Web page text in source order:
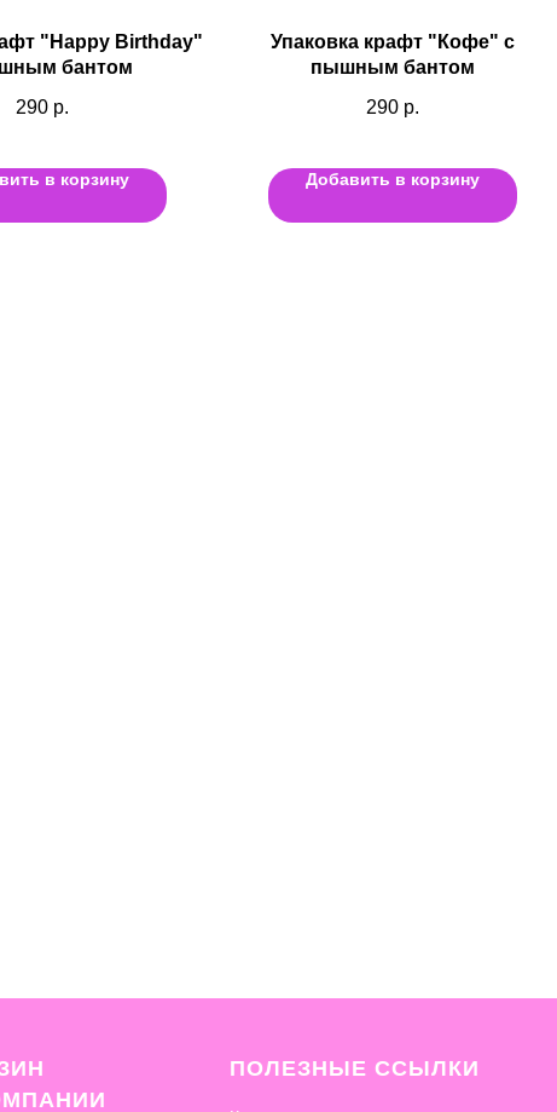
"Happy Birthday"
бантом
290 р.
в корзину
Упаковка крафт "Кофе" с
пышным бантом
290 р.
Добавить в корзину
ПОЛЕЗНЫЕ ССЫЛКИ